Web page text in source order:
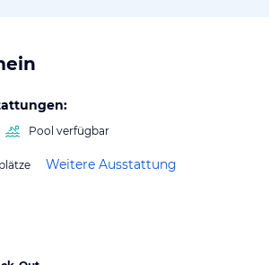
Pool verfügbar
Weitere Ausstattung